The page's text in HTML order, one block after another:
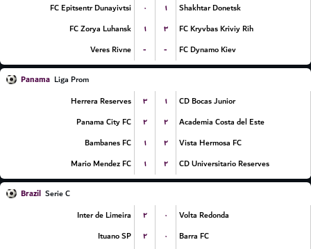
FC Epitsentr Dunayivtsi
۰ ۱
Shakhtar Donetsk
FC Zorya Luhansk
۱ ۳
FC Kryvbas Kriviy Rih
Veres Rivne
- - FC Dynamo Kiev
Panama Liga Prom
Herrera Reserves
۳ ۱
CD Bocas Junior
Panama City FC
۲ ۲
Academia Costa del Este
Bambanes FC
۱ ۲
Vista Hermosa FC
Mario Mendez FC
۱ ۲ CD Universitario Reserves
Brazil Serie C
Inter de Limeira
۲ ۰
Volta Redonda
Ituano SP
۲ ۰
Barra FC